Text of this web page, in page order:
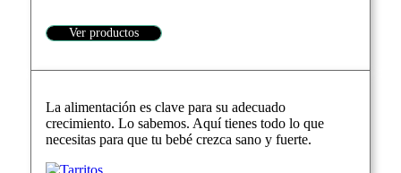
Ver productos
La alimentación es clave para su adecuado
crecimiento. Lo sabemos. Aquí tienes todo lo que
necesitas para que tu bebé crezca sano y fuerte.